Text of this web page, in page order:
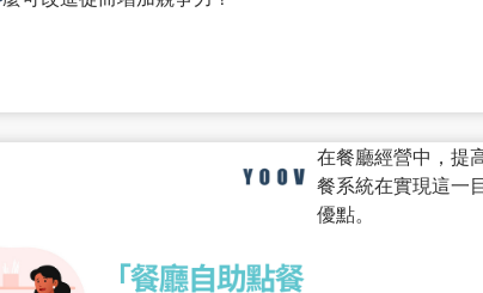
在餐廳經營中，提
餐系統在實現這一
優點。